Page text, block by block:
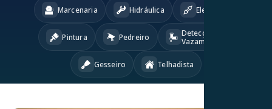
Marcenaria Hidráulica Eletricista
Pintura Pedreiro
Detecção
Vazamentos
Gesseiro Telhadista